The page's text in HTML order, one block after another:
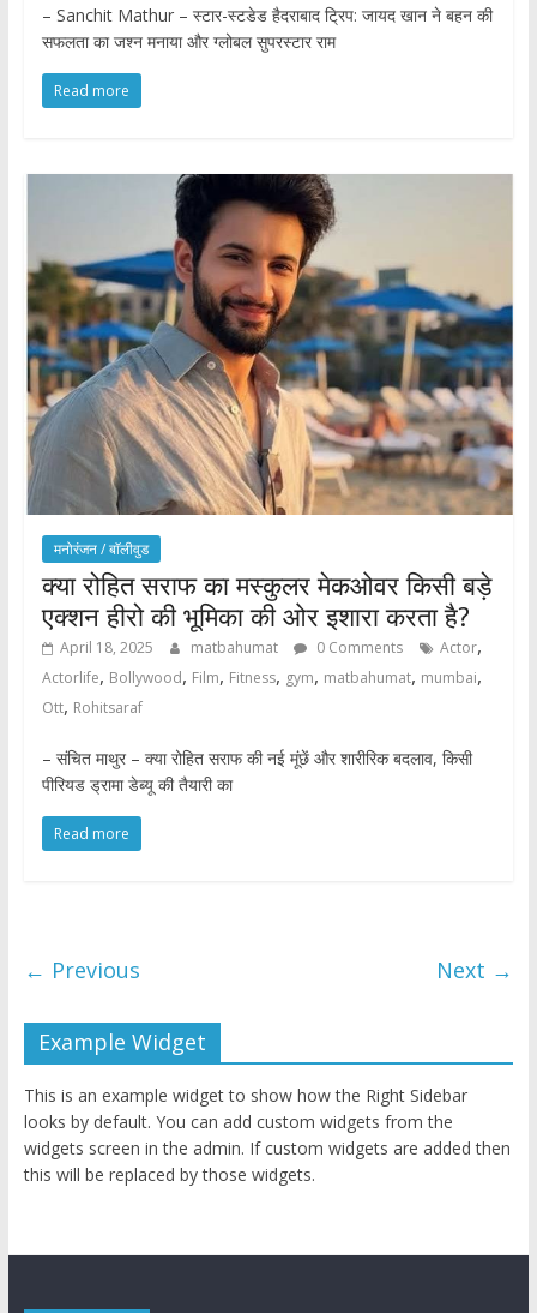
– Sanchit Mathur – स्टार-स्टडेड हैदराबाद ट्रिप: जायद खान ने बहन की
सफलता का जश्न मनाया और ग्लोबल सुपरस्टार राम
Read more
मनोरंजन / बाॅलीवुड
क्या रोहित सराफ का मस्कुलर मेकओवर किसी बड़े
एक्शन हीरो की भूमिका की ओर इशारा करता है?
April 18, 2025 matbahumat 0 Comments Actor,
Actorlife, Bollywood, Film, Fitness, gym, matbahumat, mumbai,
Ott, Rohitsaraf
– संचित माथुर – क्या रोहित सराफ की नई मूंछें और शारीरिक बदलाव, किसी
पीरियड ड्रामा डेब्यू की तैयारी का
Read more
← Previous Next →
Example Widget
This is an example widget to show how the Right Sidebar
looks by default. You can add custom widgets from the
widgets screen in the admin. If custom widgets are added then
this will be replaced by those widgets.